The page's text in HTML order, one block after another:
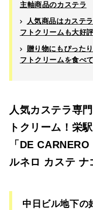
主軸商品のカステラ
人気商品はカステ
フトクリームも大好
贈り物にもぴった
フトクリームを食べ
人気カステラ専
トクリーム！栄
「DE
ルネロ カステ ナ
中日ビル地下の